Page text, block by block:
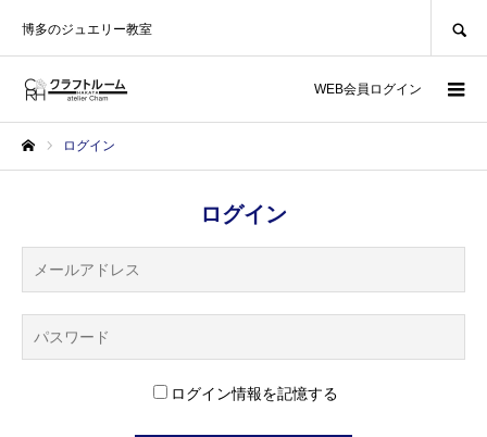
博多のジュエリー教室
WEB会員ログイン
ログイン
ログイン
ログイン情報を記憶する